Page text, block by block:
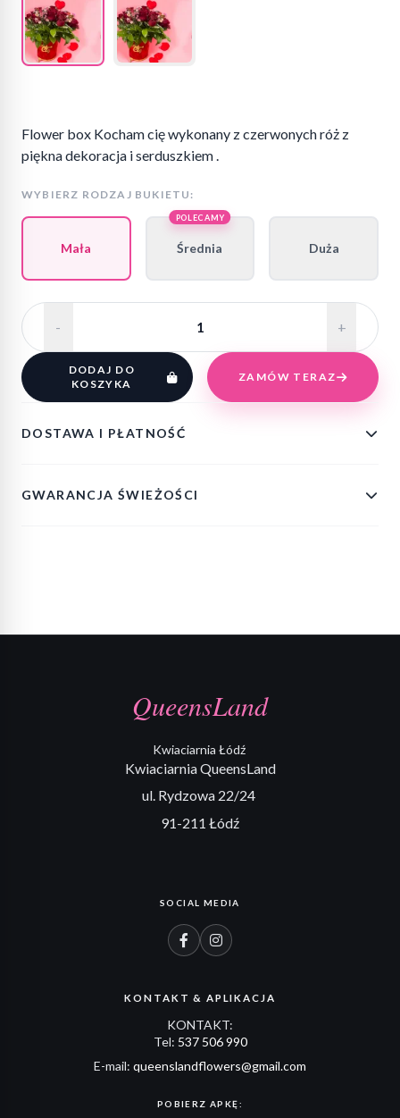
Flower box Kocham cię wykonany z czerwonych róż z
piękna dekoracja i serduszkiem .
WYBIERZ RODZAJ BUKIETU:
Mała
POLECAMY
Średnia Duża
- +
DODAJ DO
KOSZYKA
ZAMÓW TERAZ
DOSTAWA I PŁATNOŚĆ
GWARANCJA ŚWIEŻOŚCI
QueensLand
Kwiaciarnia Łódź
Kwiaciarnia QueensLand
ul. Rydzowa 22/24
91-211 Łódź
SOCIAL MEDIA
KONTAKT & APLIKACJA
KONTAKT:
Tel: 537 506 990
E-mail: queenslandflowers@gmail.com
POBIERZ APKĘ: